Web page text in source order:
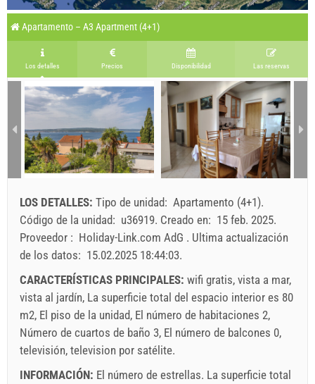
Apartamento – A3 Apartment (4+1)
Los detalles Precios Disponibilidad Las reservas
LOS DETALLES: Tipo de unidad: Apartamento (4+1).
Código de la unidad: u36919. Creado en: 15 feb. 2025.
Proveedor : Holiday-Link.com AdG . Ultima actualización
de los datos: 15.02.2025 18:44:03.
CARACTERÍSTICAS PRINCIPALES: wifi gratis, vista a mar,
vista al jardín, La superficie total del espacio interior es 80
m2, El piso de la unidad, El número de habitaciones 2,
Número de cuartos de baño 3, El número de balcones 0,
televisión, television por satélite.
INFORMACIÓN: El número de estrellas. La superficie total